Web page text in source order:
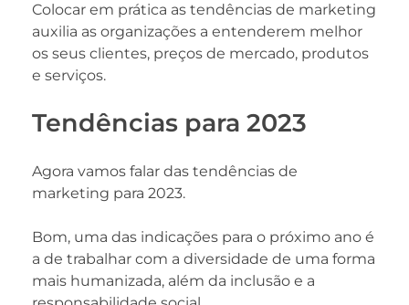
Colocar em prática as tendências de marketing
auxilia as organizações a entenderem melhor
os seus clientes, preços de mercado, produtos
e serviços.
Tendências para 2023
Agora vamos falar das tendências de
marketing para 2023.
Bom, uma das indicações para o próximo ano é
a de trabalhar com a diversidade de uma forma
mais humanizada, além da inclusão e a